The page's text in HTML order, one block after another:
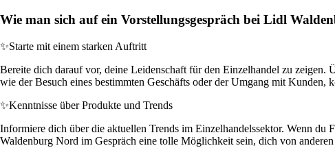
Wie man sich auf ein Vorstellungsgespräch bei Lidl
✨Starte mit einem starken Auftritt
Bereite dich darauf vor, deine Leidenschaft für den Einzelhandel zu
wie der Besuch eines bestimmten Geschäfts oder der Umgang mit Kunden,
✨Kenntnisse über Produkte und Trends
Informiere dich über die aktuellen Trends im Einzelhandelssektor. Wenn
Waldenburg Nord im Gespräch eine tolle Möglichkeit sein, dich von